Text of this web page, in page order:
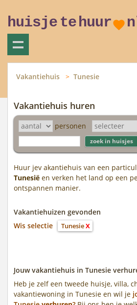
huisje tehuur
Vakantiehuis Tunesie
Vakantiehuis huren
personen
Huur jev akantiehuis van een
Tunesië en verken het land op een
ontspannen manier.
Vakantiehuizen gevonden
Wis selectie
TunesieX
Jouw vakantiehuis in Tunesie
Heb je zelf een tweede huisje, villa,
vakantiewoning in Tunesie en wil je